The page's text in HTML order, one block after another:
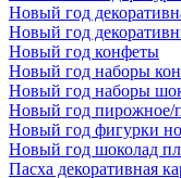
Новый год
Новый год
Новый год конфеты
Новый год наборы
Новый год наборы
Новый год пирожное/
Новый год фигурки
Новый год шоколад
Пасха декоративная